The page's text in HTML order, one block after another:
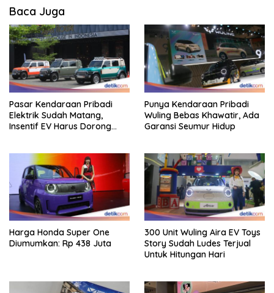
Baca Juga
Pasar Kendaraan Pribadi
Elektrik Sudah Matang,
Insentif EV Harus Dorong
Punya Kendaraan Pribadi
Wuling Bebas Khawatir, Ada
Garansi Seumur Hidup
Harga Honda Super One
Diumumkan: Rp 438 Juta
300 Unit Wuling Aira EV Toys
Story Sudah Ludes Terjual
Untuk Hitungan Hari